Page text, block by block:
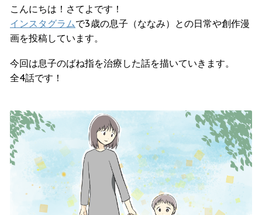
こんにちは！さてよです！
インスタグラムで3歳の息子（ななみ）との日常や創作漫
画を投稿しています。
今回は息子のばね指を治療した話を描いていきます。
全4話です！